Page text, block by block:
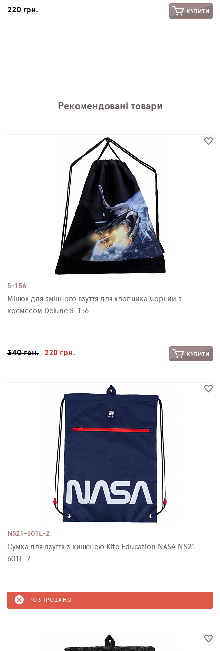
220 грн. КУПИТИ
Рекомендовані товари
S-156
Мішок для змінного взуття для хлопчика чорний з
космосом Delune S-156
340 грн. 220 грн. КУПИТИ
NS21-601L-2
Сумка для взуття з кишенею Kite Education NASA NS21-
601L-2
РОЗПРОДАНО